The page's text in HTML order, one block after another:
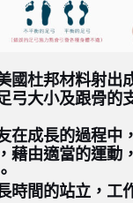
國杜邦材料射出
弓大小及跟骨的
在成長的過程中，
藉由適當的運動
時間的站立，工